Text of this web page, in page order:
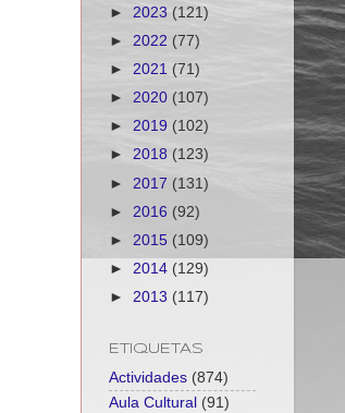
► 2023 (121)
► 2022 (77)
► 2021 (71)
► 2020 (107)
► 2019 (102)
► 2018 (123)
► 2017 (131)
► 2016 (92)
► 2015 (109)
► 2014 (129)
► 2013 (117)
ETIQUETAS
Actividades (874)
Aula Cultural (91)